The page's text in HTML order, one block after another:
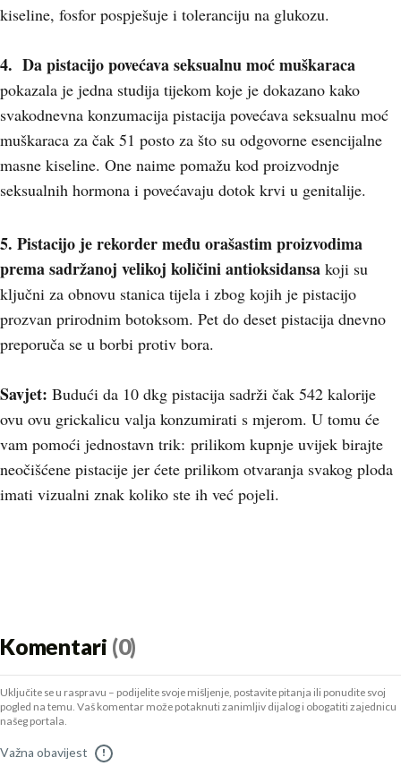
kiseline, fosfor pospješuje i toleranciju na glukozu.
4. Da pistacijopovećava seksualnu moć muškaraca
pokazala je jedna studija tijekom koje je dokazano kako
svakodnevna konzumacija pistacija povećava seksualnu moć
muškaraca za čak 51 posto za što su odgovorne esencijalne
masne kiseline. One naime pomažu kod proizvodnje
seksualnih hormona i povećavaju dotok krvi u genitalije.
5. Pistacijo je rekorder među orašastim proizvodima
prema sadržanoj velikoj količini antioksidansa koji su
ključni za obnovu stanica tijela i zbog kojih je pistacijo
prozvan prirodnim botoksom. Pet do deset pistacija dnevno
preporuča se u borbi protiv bora.
Savjet: Budući da 10 dkg pistacija sadrži čak 542 kalorije
ovu ovu grickalicu valja konzumirati s mjerom. U tomu će
vam pomoći jednostavn trik: prilikom kupnje uvijek birajte
neočišćene pistacije jer ćete prilikom otvaranja svakog ploda
imati vizualni znak koliko ste ih već pojeli.
Komentari (0)
Uključite se u raspravu – podijelite svoje mišljenje, postavite pitanja ili ponudite svoj
pogled na temu. Vaš komentar može potaknuti zanimljiv dijalog i obogatiti zajednicu
našeg portala.
Važna obavijest !